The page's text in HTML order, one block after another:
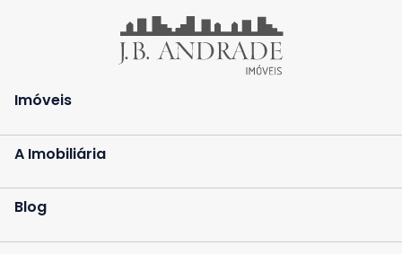
Imóveis
A Imobiliária
Blog